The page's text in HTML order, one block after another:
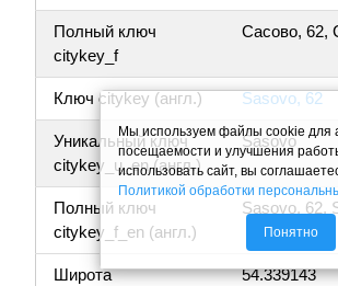
Полный ключ
citykey_f
Сасово, 62,
Ключ citykey (англ.) Sasovo, 62
Уникальный ключ
citykey_u_en (англ.)
Sasovo
Полный ключ
citykey_f_en (англ.)
Sasovo, 62,
Широта 54.339143
Мы используем файлы cookie для
посещаемости и улучшения
использовать сайт, вы
Политикой обработки
Понятно